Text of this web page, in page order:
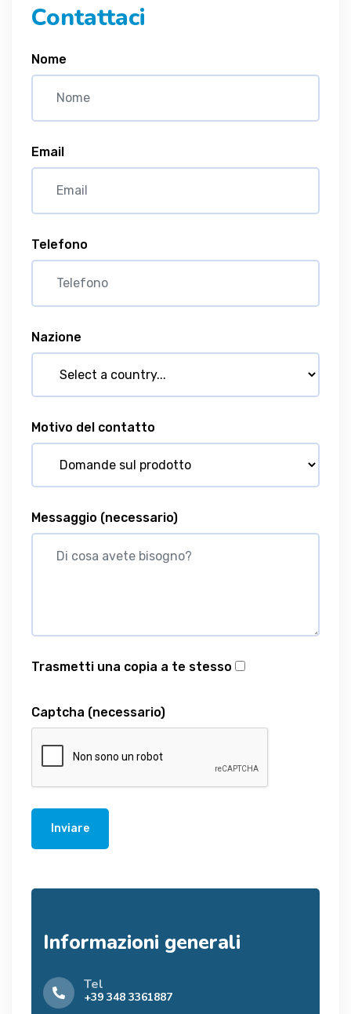
Contattaci
Nome
Email
Telefono
Nazione
Motivo del contatto
Messaggio (necessario)
Trasmetti una copia a te stesso
Captcha (necessario)
Inviare
Informazioni generali
Tel
+39 348 3361887